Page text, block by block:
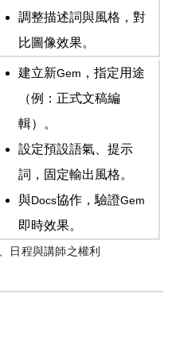
調整描述詞與風格，對
比圖像效果。
建立新Gem ，指定用途
（例：正式文稿編
輯）。
設定預設語氣、提示
詞，固定輸出風格。
與Docs協作，驗證Gem
即時效果。
日程與講師之權利